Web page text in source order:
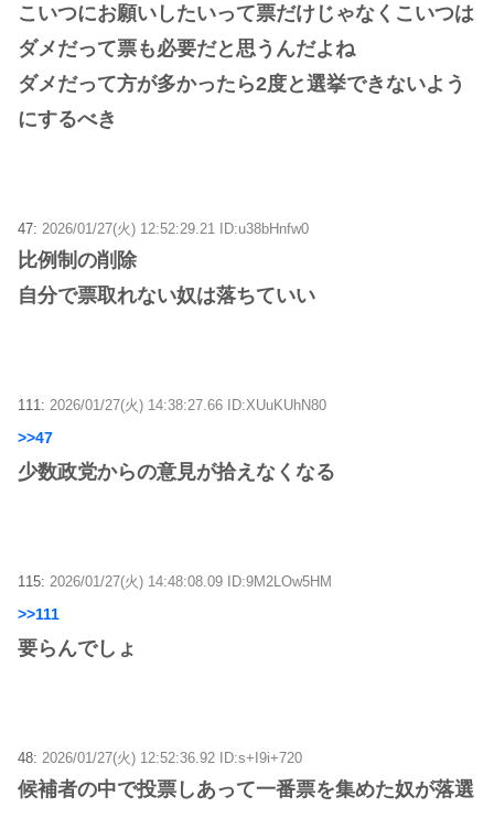
こいつにお願いしたいって票だけじゃなくこいつは
ダメだって票も必要だと思うんだよね
ダメだって方が多かったら2度と選挙できないよう
にするべき
47: 2026/01/27(火) 12:52:29.21 ID:u38bHnfw0
比例制の削除
自分で票取れない奴は落ちていい
111: 2026/01/27(火) 14:38:27.66 ID:XUuKUhN80
>>47
少数政党からの意見が拾えなくなる
115: 2026/01/27(火) 14:48:08.09 ID:9M2LOw5HM
>>111
要らんでしょ
48: 2026/01/27(火) 12:52:36.92 ID:s+I9i+720
候補者の中で投票しあって一番票を集めた奴が落選